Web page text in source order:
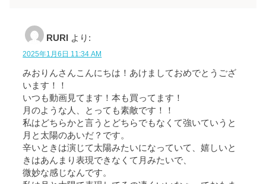
RURI より:
2025年1月6日 11:34 AM
みおりんさんこんにちは！あけましておめでとうござ
います！！
いつも動画見てます！本も買ってます！
月のような人、とっても素敵です！！
私はどちらかと言うとどちらでもなくて強いていうと
月と太陽のあいだ？です。
辛いときは演じて太陽みたいになっていて、嬉しいと
きはあんまり表現できなくて月みたいで、
微妙な感じなんです。